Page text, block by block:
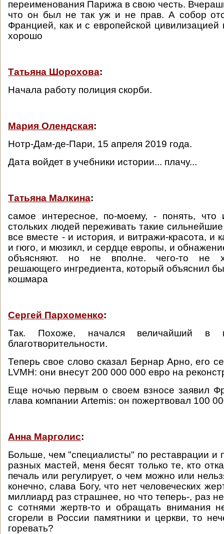
переименования Парижа в свою честь.
что он был не так уж и не прав. А собор
Францией, как и с европейской цивилизацией
хорошо
Татьяна Шорохова:
Начала работу полиция скорби.
Мария Олендская:
Нотр-Дам-де-Пари, 15 апреля 2019 года.
Дата войдет в учебники истории... плачу...
Татьяна Малкина:
самое интересное, по-моему, - понять, что
стольких людей переживать такие
все вместе - и история, и витражи-красота, и
и гюго, и мюзикл, и сердце европы, и
объясняют. но не вполне. чего-то не
решающего ингредиента, который объяснил
кошмара
Сергей Пархоменко:
Так. Похоже, начался величайший в
благотворительности.
Теперь свое слово сказал Бернар Арно, его
LVMH: они внесут 200 000 000 евро на
Еще ночью первым о своем взносе заявил
глава компании Artemis: он пожертвовал 100
Анна Марголис:
Больше, чем "специалисты" по реставрации и
разных мастей, меня бесят только те, кто
печаль или регулирует, о чем можно или
конечно, слава Богу, что нет человеческих
миллиард раз страшнее, но что теперь-, раз
с сотнями жертв-то и обращать внимания
сгорели в России памятники и церкви, то
горевать?